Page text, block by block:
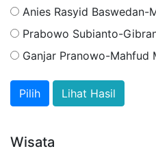
Anies Rasyid Baswedan-
Prabowo Subianto-
Ganjar Pranowo-Mahfud
Lihat Hasil
Wisata